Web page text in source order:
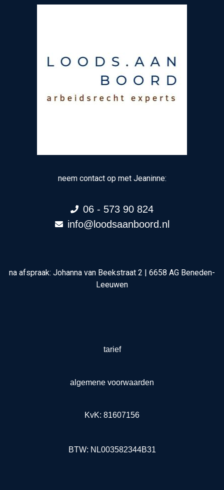
neem contact op met Jeaninne:
06 - 573 90 824
info@loodsaanboord.nl
na afspraak: Johanna van Beekstraat 2 | 6658 AG Beneden-
Leeuwen
tarief
algemene voorwaarden
KvK: 81607156
BTW: NL003582344B31